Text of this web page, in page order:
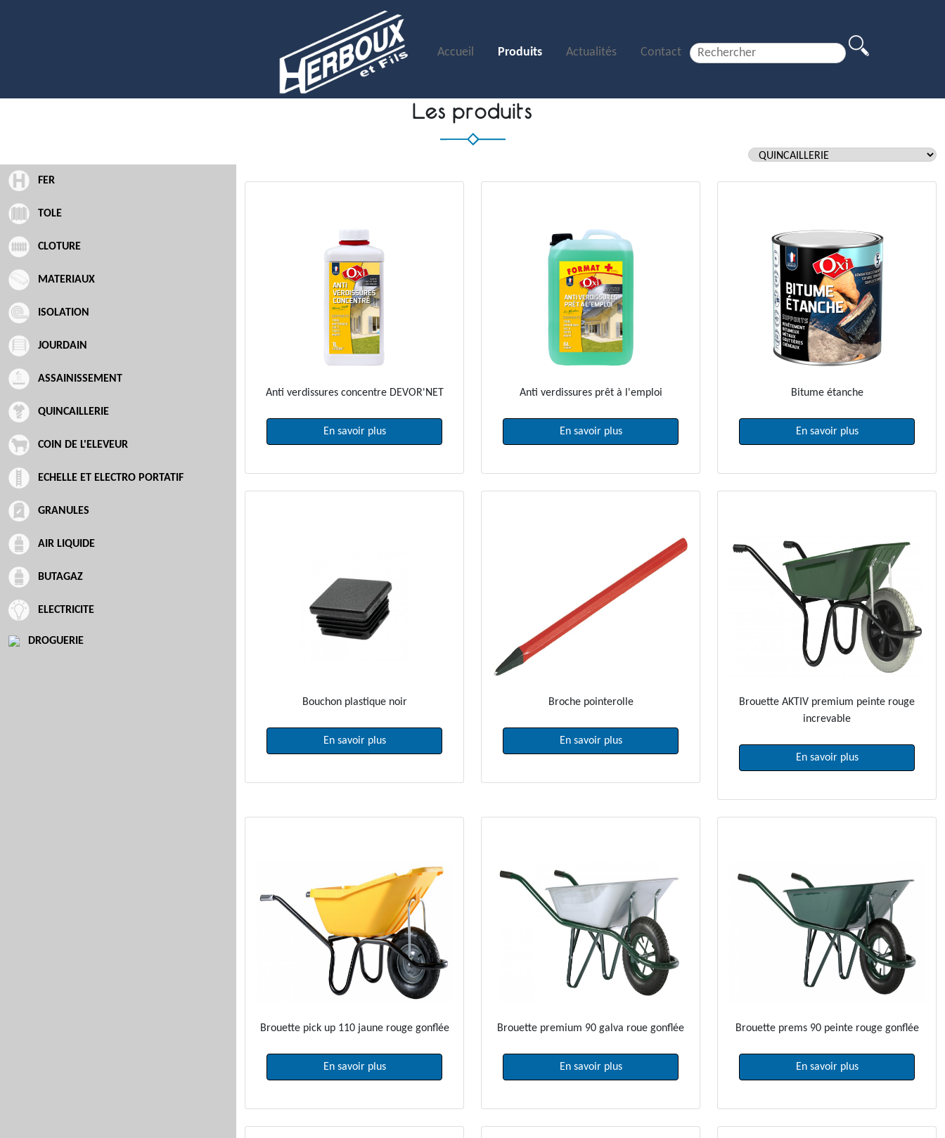
Accueil Produits Actualités Contact
Les produits
FER
TOLE
CLOTURE
MATERIAUX
ISOLATION
JOURDAIN
ASSAINISSEMENT
QUINCAILLERIE
COIN DE L'ELEVEUR
ECHELLE ET ELECTRO PORTATIF
GRANULES
AIR LIQUIDE
BUTAGAZ
ELECTRICITE
DROGUERIE
Anti verdissures concentre DEVOR'NET
En savoir plus
Anti verdissures prêt à l'emploi
En savoir plus
Bitume étanche
En savoir plus
Bouchon plastique noir
En savoir plus
Broche pointerolle
En savoir plus
Brouette AKTIV premium peinte rouge
increvable
En savoir plus
Brouette pick up 110 jaune rouge gonflée
En savoir plus
Brouette premium 90 galva roue gonflée
En savoir plus
Brouette prems 90 peinte rouge gonflée
En savoir plus